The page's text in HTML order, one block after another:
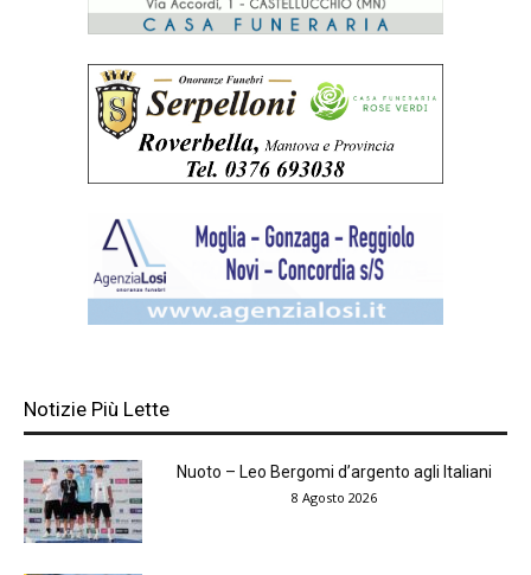
Notizie Più Lette
Nuoto – Leo Bergomi d’argento agli Italiani
8 Agosto 2026